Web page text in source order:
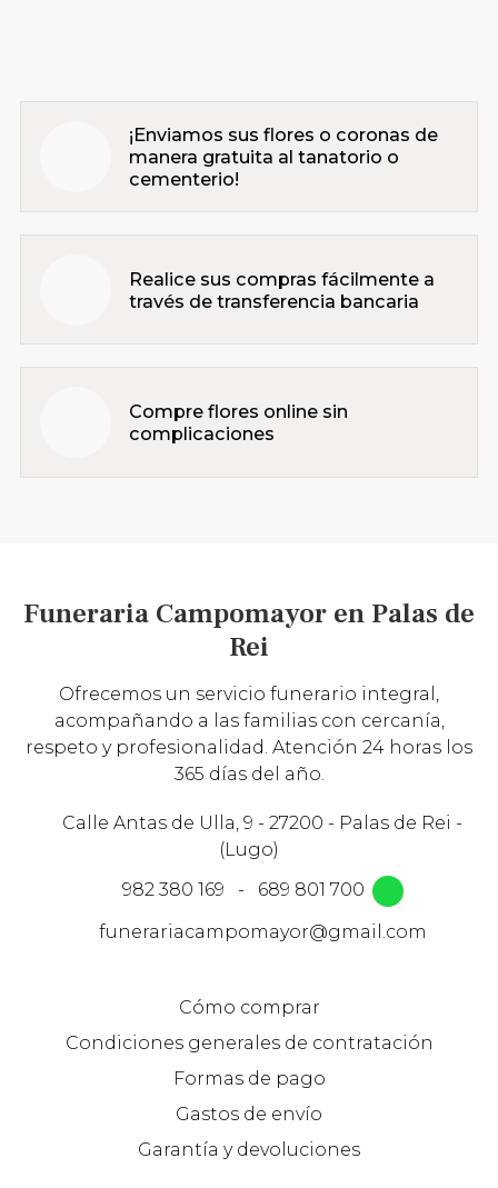
¡Enviamos sus flores o coronas de
manera gratuita al tanatorio o
cementerio!
Realice sus compras fácilmente a
través de transferencia bancaria
Compre flores online sin
complicaciones
Funeraria Campomayor en Palas de
Rei
Ofrecemos un servicio funerario integral,
acompañando a las familias con cercanía,
respeto y profesionalidad. Atención 24 horas los
365 días del año.
Calle Antas de Ulla, 9 - 27200 - Palas de Rei -
(Lugo)
982 380 169
-
689 801 700
funerariacampomayor@gmail.com
Cómo comprar
Condiciones generales de contratación
Formas de pago
Gastos de envío
Garantía y devoluciones